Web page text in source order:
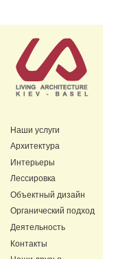
Наши услуги
Архитектура
Интерьеры
Лессировка
Объектный дизайн
Органический подход
Деятельность
Контакты